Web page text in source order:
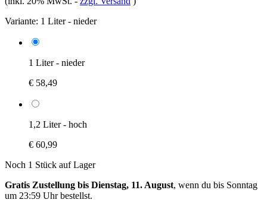
Variante: 1 Liter - nieder
1 Liter - nieder
€ 58,49
1,2 Liter - hoch
€ 60,99
Noch 1 Stück auf Lager
Gratis Zustellung bis Dienstag, 11. August, wenn du bis Sonntag
um 23:59 Uhrbestellst.